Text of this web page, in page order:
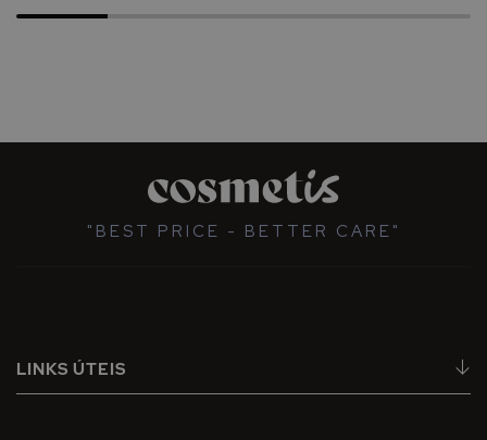
"BEST PRICE - BETTER CARE"
LINKS ÚTEIS